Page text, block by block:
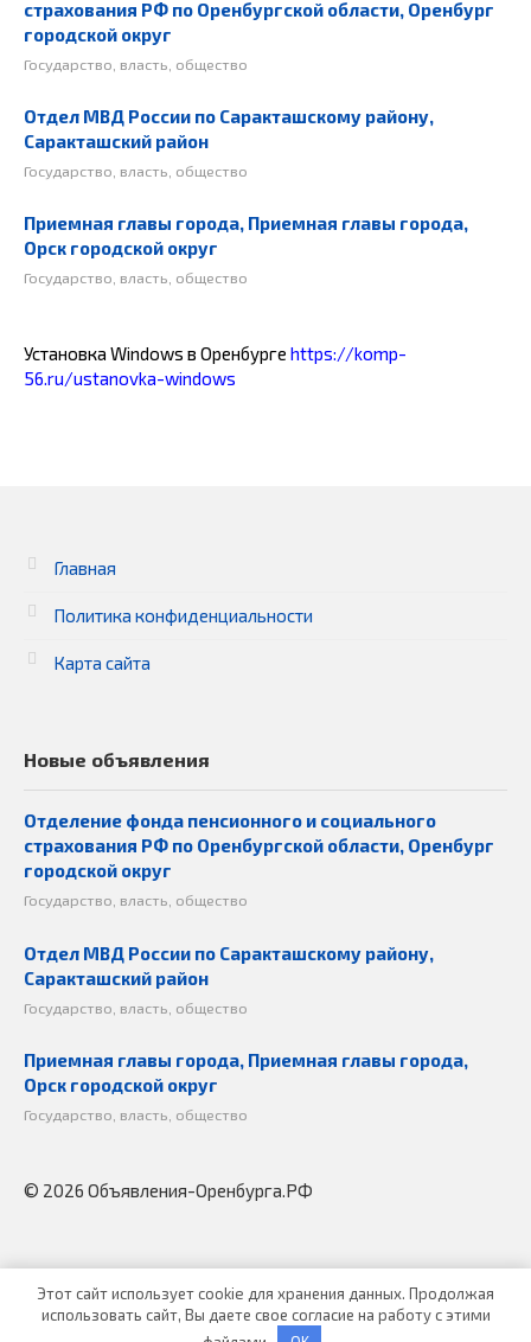
страхования РФ по Оренбургской области, Оренбург
городской округ
Государство, власть, общество
Отдел МВД России по Саракташскому району,
Саракташский район
Государство, власть, общество
Приемная главы города, Приемная главы города,
Орск городской округ
Государство, власть, общество
Установка Windows в Оренбурге https://komp-
56.ru/ustanovka-windows
Главная
Политика конфиденциальности
Карта сайта
Новые объявления
Отделение фонда пенсионного и социального
страхования РФ по Оренбургской области, Оренбург
городской округ
Государство, власть, общество
Отдел МВД России по Саракташскому району,
Саракташский район
Государство, власть, общество
Приемная главы города, Приемная главы города,
Орск городской округ
Государство, власть, общество
© 2026 Объявления-Оренбурга.РФ
Этот сайт использует cookie для хранения данных. Продолжая
использовать сайт, Вы даете свое согласие на работу с этими